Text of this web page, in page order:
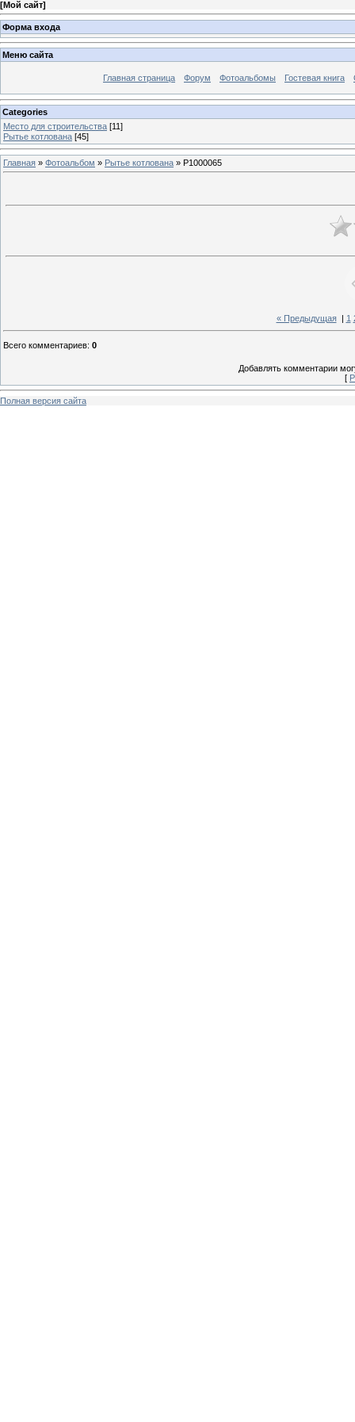
[Мой сайт]
Форма входа
Меню сайта
Главная страница Форум Фотоальбомы Гостевая книга
Categories
Место для строительства [11]
Рытье котлована [45]
Главная » Фотоальбом » Рытье котлована » P1000065
« Предыдущая| 1
Всего комментариев: 0
Добавлять комментарии
[
Полная версия сайта